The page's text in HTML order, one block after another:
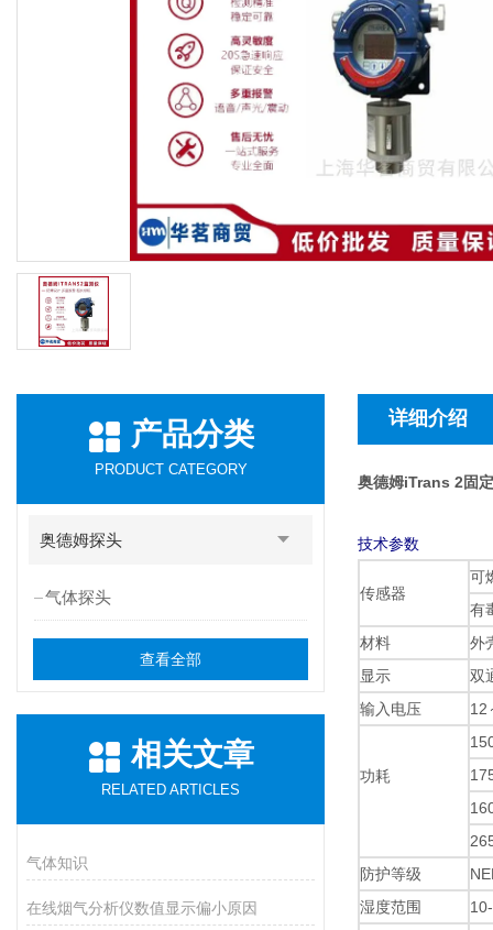
产品分类
PRODUCT CATEGORY
奥德姆探头
气体探头
查看全部
相关文章
RELATED ARTICLES
气体知识
在线烟气分析仪数值显示偏小原因
详细介绍
奥德姆iTrans 2固
技术参数
传感器
可
有
材料
外
显示
双
输入电压
12
功耗
防护等级
湿度范围